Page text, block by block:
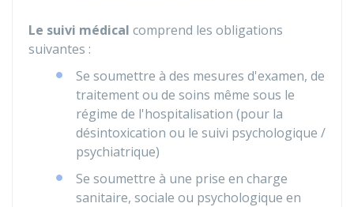
Le suivi médical comprend les obligations
suivantes :
Se soumettre à des mesures d'examen, de
traitement ou de soins même sous le
régime de l'hospitalisation (pour la
désintoxication ou le suivi psychologique /
psychiatrique)
Se soumettre à une prise en charge
sanitaire, sociale ou psychologique en